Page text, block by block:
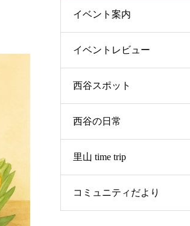
イベント案内
イベントレビュー
西谷スポット
西谷の日常
里山 time trip
コミュニティだより